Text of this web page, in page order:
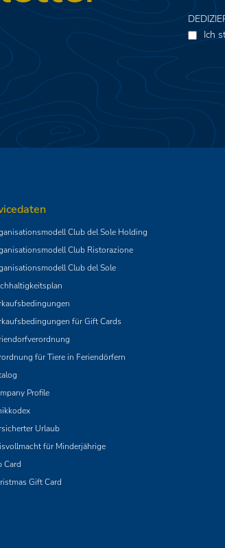
Ich
Club del Sole Holding
Club Ristorazione
Club del Sole
für Gift Cards
für Tiere in Feriendörfern
Profile
Urlaub
für Minderjährige
Card
Gift Card